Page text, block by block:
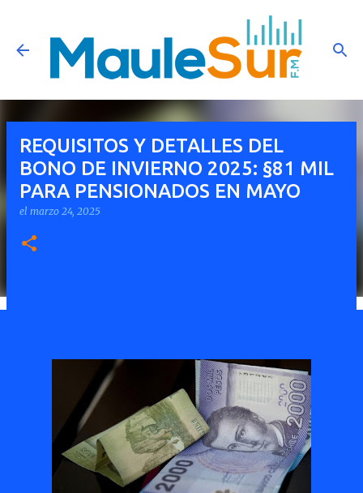
Ir al contenido principal
REQUISITOS Y DETALLES DEL
BONO DE INVIERNO 2025: §81 MIL
PARA PENSIONADOS EN MAYO
el marzo 24, 2025